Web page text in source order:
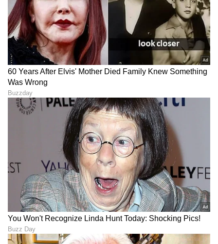
Brezza Facelift: ಮಿಡಲ್ ಕ್ಲಾಸ್
ಜನರಿಗೆ ಬಂತು ಹೊಸ ಅವತಾರದ
ಮಾರುತಿ ಬ್ರೆಝಾ ಕಾರು, ಎಷ್ಟು
ಬೆಲೆಯಿದೆ ಗೊತ್ತಾ?
ಕೈಗೆಟುಕುವ ರೆನಾಲ್ಟ್ ಕೈಗರ್ ಕಾರಿನ
ಬೆಲೆ 1.46 ಲಕ್ಷ ರೂ ಇಳಿಕೆ, 2026ರ
ಹೊಸ ಮಾಡೆಲ್ ಖರೀದಿ ಸುಲಭ
LATEST VIDEOS
"ರಾಜಕೀಯ ಬೇಡ, ಸಿನಿಮಾನೇ ಪ್ರಾಣ":
ಕನಕೋತ್ಸವದಲ್ಲಿ ರಿಷಬ್ ಶೆಟ್ಟಿ | Rishab
Shetty speech | Suvarna News
ಶೇ.50 ರಿಂದ ಶೇ.18 ಕ್ಕೆ TAX ಇಳಿಕೆ: ಮೋದಿ-
ಟ್ರಂಪ್ ಐತಿಹಾಸಿಕ ಒಪ್ಪಂದ | India US
Trade Deal | Party Rounds